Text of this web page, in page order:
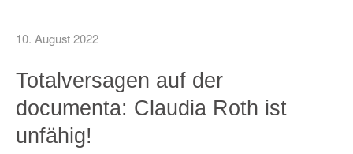
10. August 2022
Totalversagen auf der
documenta: Claudia Roth ist
unfähig!